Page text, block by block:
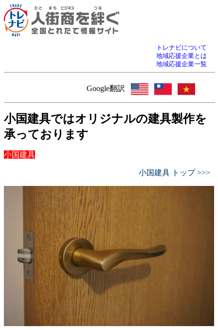
トレナビについて
地域応援企業とは
地域応援企業一覧
Google翻訳
小国建具ではオリジナルの建具製作を
承っております
小国建具
小国建具 トップ >>>